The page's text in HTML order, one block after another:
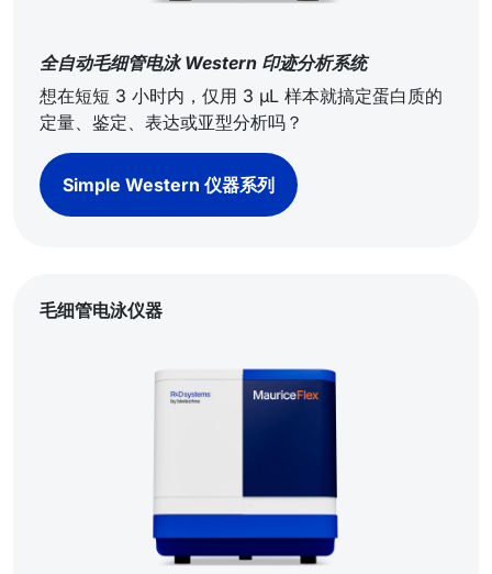
全自动毛细管电泳 Western 印迹分析系统
想在短短 3 小时内，仅用 3 µL 样本就搞定蛋白质的
定量、鉴定、表达或亚型分析吗？
Simple Western 仪器系列
毛细管电泳仪器